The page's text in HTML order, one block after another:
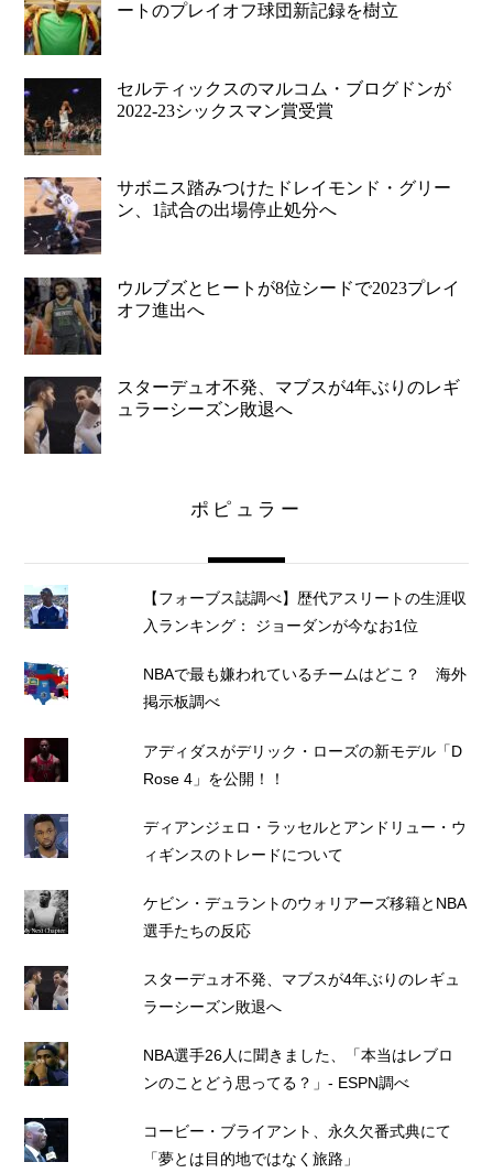
ートのプレイオフ球団新記録を樹立
セルティックスのマルコム・ブログドンが
2022-23シックスマン賞受賞
サボニス踏みつけたドレイモンド・グリー
ン、1試合の出場停止処分へ
ウルブズとヒートが8位シードで2023プレイ
オフ進出へ
スターデュオ不発、マブスが4年ぶりのレギ
ュラーシーズン敗退へ
ポピュラー
【フォーブス誌調べ】歴代アスリートの生涯収
入ランキング： ジョーダンが今なお1位
NBAで最も嫌われているチームはどこ？ 海外
掲示板調べ
アディダスがデリック・ローズの新モデル「D
Rose 4」を公開！！
ディアンジェロ・ラッセルとアンドリュー・ウ
ィギンスのトレードについて
ケビン・デュラントのウォリアーズ移籍とNBA
選手たちの反応
スターデュオ不発、マブスが4年ぶりのレギュ
ラーシーズン敗退へ
NBA選手26人に聞きました、「本当はレブロ
ンのことどう思ってる？」- ESPN調べ
コービー・ブライアント、永久欠番式典にて
「夢とは目的地ではなく旅路」